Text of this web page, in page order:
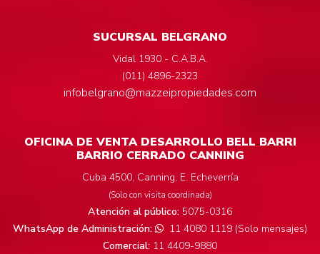
SUCURSAL BELGRANO
Vidal 1930 - C.A.B.A.
(011) 4896-2323
infobelgrano@mazzeipropiedades.com
OFICINA DE VENTA DESARROLLO BELL BARRI
BARRIO CERRADO CANNING
Cuba 4500, Canning, E. Echeverría
(Solo con visita coordinada)
Atención al público: 5075-0316
WhatsApp de Administración:
11 4080 1119 (Solo mensajes)
Comercial: 11 4409-9880